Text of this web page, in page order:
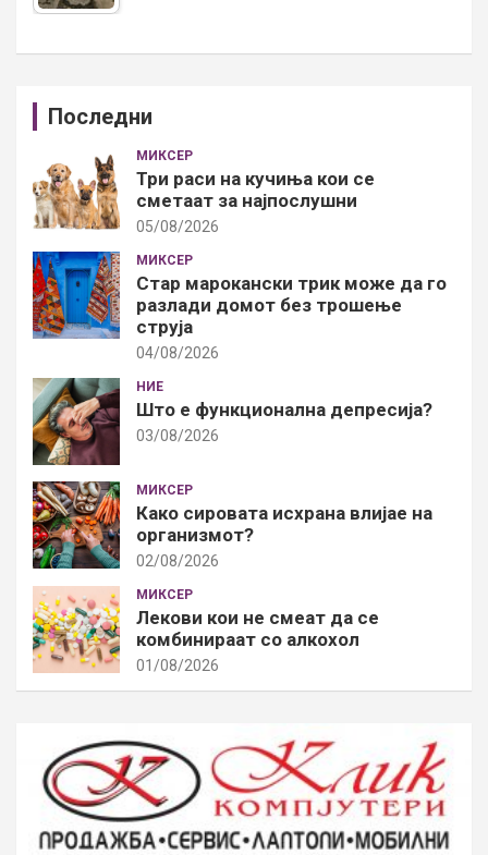
Последни
МИКСЕР
Три раси на кучиња кои се
сметаат за најпослушни
05/08/2026
МИКСЕР
Стар марокански трик може да го
разлади домот без трошење
струја
04/08/2026
НИЕ
Што е функционална депресија?
03/08/2026
МИКСЕР
Како сировата исхрана влијае на
организмот?
02/08/2026
МИКСЕР
Лекови кои не смеат да се
комбинираат со алкохол
01/08/2026